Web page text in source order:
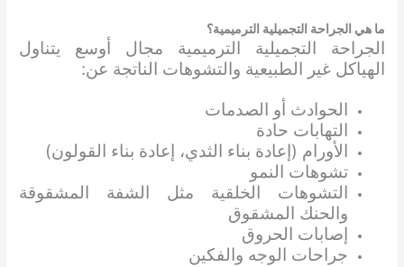
ما هي الجراحة التجميلية الترميمية؟
الجراحة التجميلية الترميمية مجال أوسع يتناول
الهياكل غير الطبيعية والتشوهات الناتجة عن:
الحوادث أو الصدمات
التهابات حادة
الأورام (إعادة بناء الثدي، إعادة بناء القولون)
تشوهات النمو
التشوهات الخلقية مثل الشفة المشقوقة
والحنك المشقوق
إصابات الحروق
جراحات الوجه والفكين